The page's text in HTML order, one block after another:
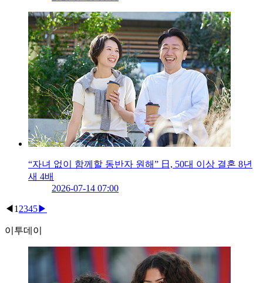
“자녀 없이 함께할 동반자 원해” 日, 50대 이상 결혼 8년
새 4배
2026-07-14 07:00
◀ 1 2345▶
이투데이